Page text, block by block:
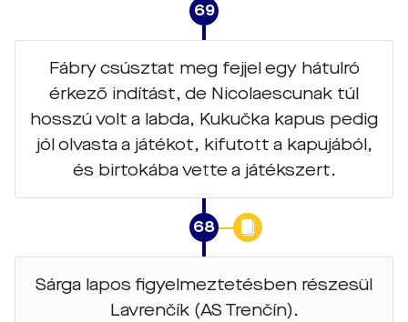
69
Fábry csúsztat meg fejjel egy hátulró
érkező indítást, de Nicolaescunak túl
hosszú volt a labda, Kukučka kapus pedig
jól olvasta a játékot, kifutott a kapujából,
és birtokába vette a játékszert.
68
Sárga lapos figyelmeztetésben részesül
Lavrenčík (AS Trenčín).